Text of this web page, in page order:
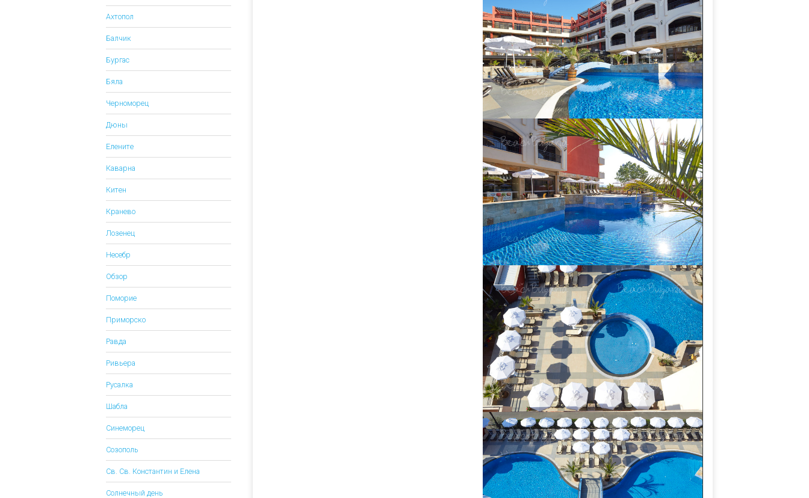
Ахтопол
Балчик
Бургас
Бяла
Черноморец
Дюны
Елените
Каварна
Китен
Кранево
Лозенец
Несебр
Обзор
Поморие
Приморско
Равда
Ривьера
Русалка
Шабла
Синеморец
Созополь
Св. Св. Константин и Елена
Солнечный день